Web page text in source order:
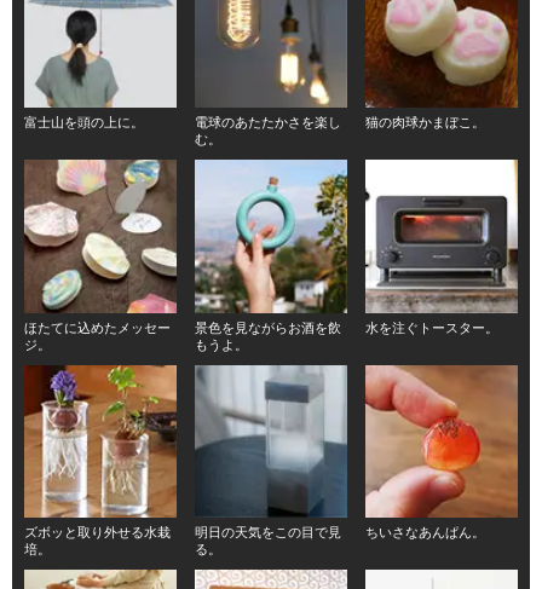
富士山を頭の上に。
電球のあたたかさを楽し
む。
猫の肉球かまぼこ。
ほたてに込めたメッセー
ジ。
景色を見ながらお酒を飲
もうよ。
水を注ぐトースター。
ズボッと取り外せる水栽
培。
明日の天気をこの目で見
る。
ちいさなあんぱん。